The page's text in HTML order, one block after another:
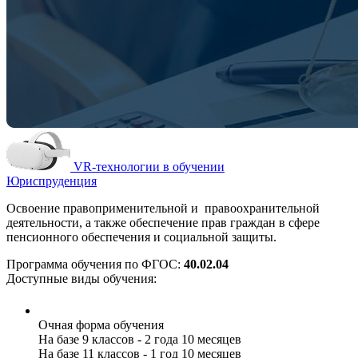
VR-технологии в обучении
Юриспруденция
Освоение правоприменительной и правоохранительной
деятельности, а также обеспечение прав граждан в сфере
пенсионного обеспечения и социальной защиты.
Программа обучения по ФГОС: 40.02.04
Доступные виды обучения:
Очная форма обучения
На базе 9 классов - 2 года 10 месяцев
На базе 11 классов - 1 год 10 месяцев